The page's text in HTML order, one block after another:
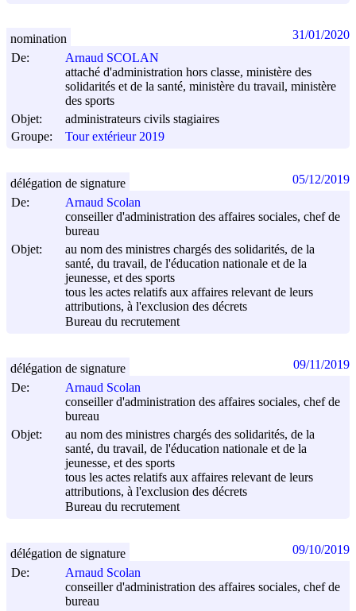
De:
Arnaud SCOLAN
attaché d'administration hors classe, ministère des
solidarités et de la santé, ministère du travail, ministère
des sports
Objet:
administrateurs civils stagiaires
Groupe:
Tour extérieur 2019
nomination 31/01/2020
De:
Arnaud Scolan
conseiller d'administration des affaires sociales, chef de
bureau
Objet:
au nom des ministres chargés des solidarités, de la
santé, du travail, de l'éducation nationale et de la
jeunesse, et des sports
tous les actes relatifs aux affaires relevant de leurs
attributions, à l'exclusion des décrets
Bureau du recrutement
délégation de signature 05/12/2019
De:
Arnaud Scolan
conseiller d'administration des affaires sociales, chef de
bureau
Objet:
au nom des ministres chargés des solidarités, de la
santé, du travail, de l'éducation nationale et de la
jeunesse, et des sports
tous les actes relatifs aux affaires relevant de leurs
attributions, à l'exclusion des décrets
Bureau du recrutement
délégation de signature 09/11/2019
De:
Arnaud Scolan
conseiller d'administration des affaires sociales, chef de
bureau
délégation de signature 09/10/2019